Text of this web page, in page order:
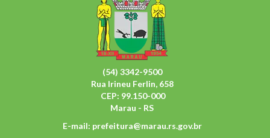
(54) 3342-9500
Rua Irineu Ferlin, 658
CEP: 99.150-000
Marau - RS
E-mail: prefeitura@marau.rs.gov.br